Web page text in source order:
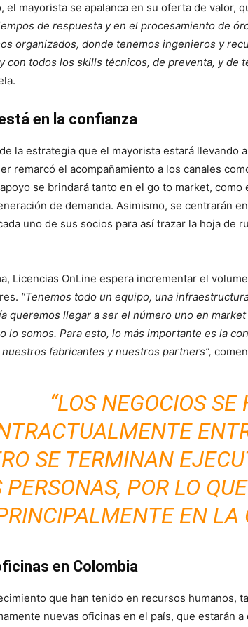
el mayorista se apalanca en su oferta de valor,
de respuesta y en el procesamiento de
organizados, donde tenemos ingenieros y
con todos los skills técnicos, de preventa, y de
en la confianza
la estrategia que el mayorista estará llevando
remarcó el acompañamiento a los canales
se brindará tanto en el go to market,
de demanda. Asimismo, se centrarán
uno de sus socios para así trazar la hoja de
Licencias OnLine espera incrementar el
“Tenemos todo un equipo, una
queremos llegar a ser el número uno en
lo somos. Para esto, lo más importante es la
fabricantes y nuestros partners”,
“LOS NEGOCIOS SE
SE TERMINAN
PERSONAS, POR LO
EN LA
en Colombia
que han tenido en recursos humanos,
nuevas oficinas en el país, que estarán